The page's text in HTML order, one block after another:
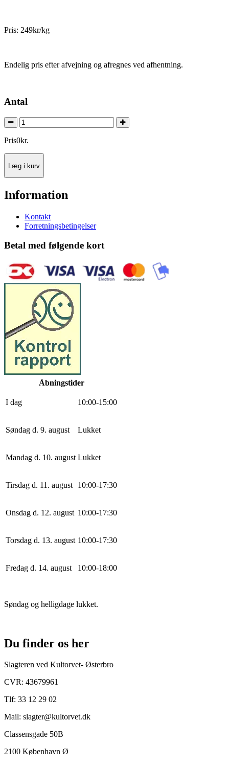
Pris: 249kr/kg
Endelig pris efter afvejning og afregnes ved afhentning.
Antal
Pris0kr.
Læg i kurv
Information
Kontakt
Forretningsbetingelser
Betal med følgende kort
Åbningstider
I dag 10:00-15:00
Søndag d. 9. august Lukket
Mandag d. 10. august Lukket
Tirsdag d. 11. august 10:00-17:30
Onsdag d. 12. august 10:00-17:30
Torsdag d. 13. august 10:00-17:30
Fredag d. 14. august 10:00-18:00
Søndag og helligdage lukket.
Du finder os her
Slagteren ved Kultorvet- Østerbro
CVR: 43679961
Tlf: 33 12 29 02
Mail: slagter@kultorvet.dk
Classensgade 50B
2100 København Ø